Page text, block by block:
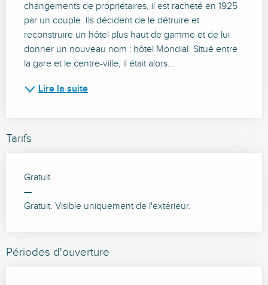
changements de propriétaires, il est racheté en 1925
par un couple. Ils décident de le détruire et
reconstruire un hôtel plus haut de gamme et de lui
donner un nouveau nom : hôtel Mondial. Situé entre
la gare et le centre-ville, il était alors...
Lire la suite
Tarifs
Gratuit
—
Gratuit. Visible uniquement de l'extérieur.
Périodes d'ouverture